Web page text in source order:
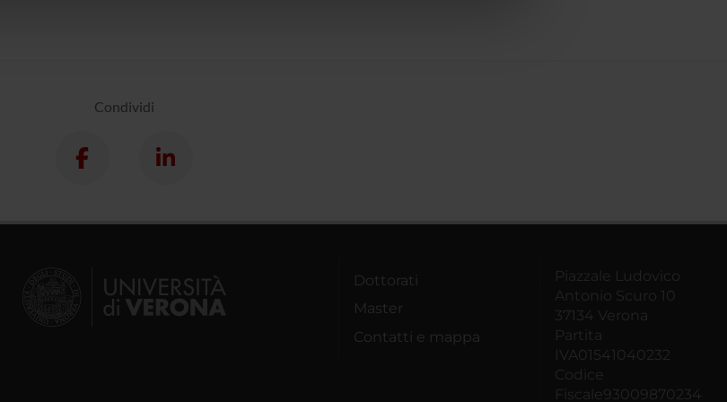
Condividi
Dottorati
Master
Contatti e mappa
Piazzale Ludovico
Antonio Scuro 10
37134 Verona
Partita
IVA01541040232
Codice
Fiscale93009870234